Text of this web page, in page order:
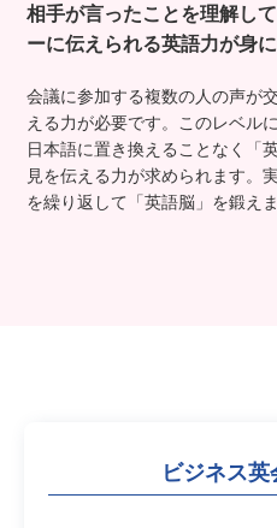
相手が言ったことを理解し
ーに伝えられる英語力が身に
会議に参加する複数の人の声が
える力が必要です。このレベル
日本語に置き換えることなく「
見を伝える力が求められます。
を繰り返して「英語脳」を鍛えま
ビジネス